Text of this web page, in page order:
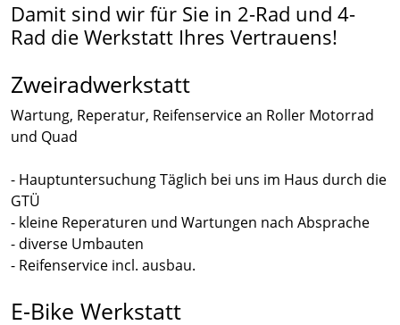
Damit sind wir für Sie in 2-Rad und 4-
Rad die Werkstatt Ihres Vertrauens!
Zweiradwerkstatt
Wartung, Reperatur, Reifenservice an Roller Motorrad
und Quad
- Hauptuntersuchung Täglich bei uns im Haus durch die
GTÜ
- kleine Reperaturen und Wartungen nach Absprache
- diverse Umbauten
- Reifenservice incl. ausbau.
E-Bike Werkstatt